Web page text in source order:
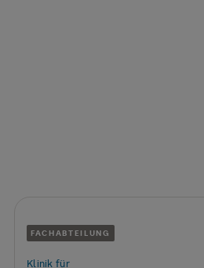
FACHABTEILUNG
Klinik für